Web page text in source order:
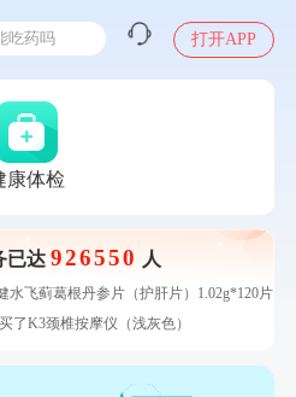
吃药吗
十大理由告诉你为什么要买保险
在线预约
怎么筛查
打开APP
康体检
已达 926550 人
固本堂阿胶糕传统口味400g
了固本堂阿胶糕传统口味400g
购买了便携式手持小风扇
成功预约了女性VIP体检套餐
成功预约糖尿病强化体检套餐
买了时尚羽毛球套装ES-YM601
成功预约青春体检卡（女）
水飞蓟葛根丹参片（护肝片）1.02g*120片
了K3颈椎按摩仪（浅灰色）
成功预约了心脏病套餐